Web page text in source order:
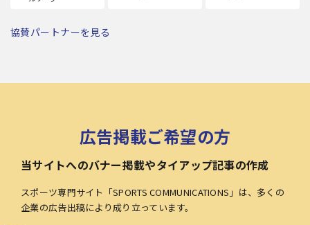
協賛パートナーを見る
広告掲載ご希望の方
当サイトへのバナー掲載やタイアップ記事の作成
スポーツ専門サイト「SPORTS COMMUNICATIONS」は、多くの
企業の広告出稿により成り立っています。